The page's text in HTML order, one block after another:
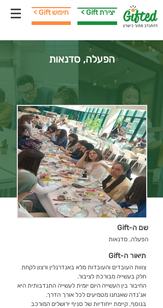
< Gift חיפוש < Gift יצירת
הפעלה, סדנאות
שם ה-Gift
הפעלה, סדנאות
תיאור ה-Gift
צווות העובדים והעובדות מלא באנדרנלין ורצון לקחת
חלק בעשייה מבורכת לציבור.
החיבור בין העשייה היום יומית לעשייה התנדבותית היא
אג'נדה שאנחנו מטמיעים לכל אורך הדרך.
בנוסף, קיימת ייחודיות של סניף ירושלים המורכב